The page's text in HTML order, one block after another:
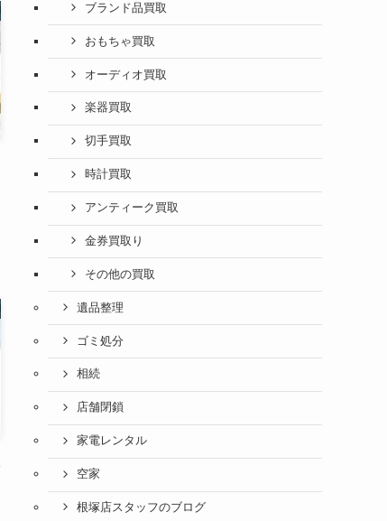
ブランド品買取
おもちゃ買取
オーディオ買取
楽器買取
切手買取
時計買取
アンティーク買取
金券買取り
その他の買取
遺品整理
ゴミ処分
相続
店舗閉鎖
家電レンタル
空家
根塚店スタッフのブログ